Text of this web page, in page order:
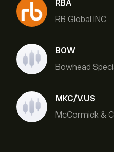
RBA
RB Global INC
BOW
Bowhead
MKC/V.US
McCormick &